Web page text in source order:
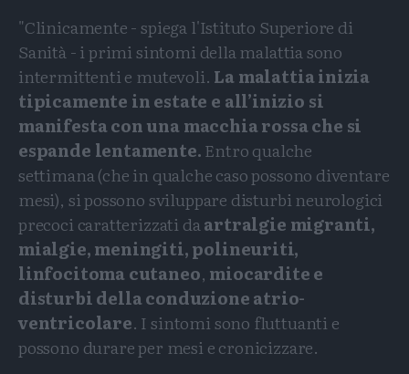
"Clinicamente - spiega l'Istituto Superiore di
Sanità - i primi sintomi della malattia sono
intermittenti e mutevoli. La malattia inizia
tipicamente in estate e all’inizio si
manifesta con una macchia rossa che si
espande lentamente.Entro qualche
settimana (che in qualche caso possono diventare
mesi), si possono sviluppare disturbi neurologici
precoci caratterizzati daartralgie migranti,
mialgie, meningiti, polineuriti,
linfocitoma cutaneo, miocardite e
disturbi della conduzione atrio-
ventricolare. I sintomi sono fluttuanti e
possono durare per mesi e cronicizzare.